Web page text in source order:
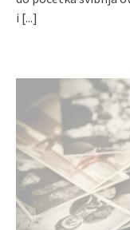
i [...]